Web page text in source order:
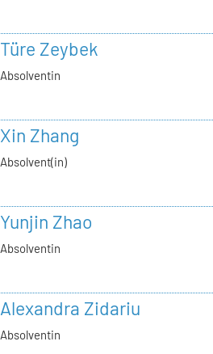
Türe Zeybek
Absolventin
Xin Zhang
Absolvent(in)
Yunjin Zhao
Absolventin
Alexandra Zidariu
Absolventin